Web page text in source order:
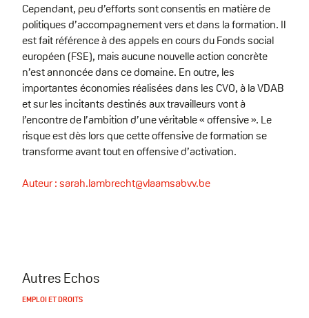
Cependant, peu d’efforts sont consentis en matière de
politiques d’accompagnement vers et dans la formation. Il
est fait référence à des appels en cours du Fonds social
européen (FSE), mais aucune nouvelle action concrète
n’est annoncée dans ce domaine. En outre, les
importantes économies réalisées dans les CVO, à la VDAB
et sur les incitants destinés aux travailleurs vont à
l’encontre de l’ambition d’une véritable « offensive ». Le
risque est dès lors que cette offensive de formation se
transforme avant tout en offensive d’activation.
Auteur : sarah.lambrecht@vlaamsabvv.be
Autres Echos
EMPLOI ET DROITS